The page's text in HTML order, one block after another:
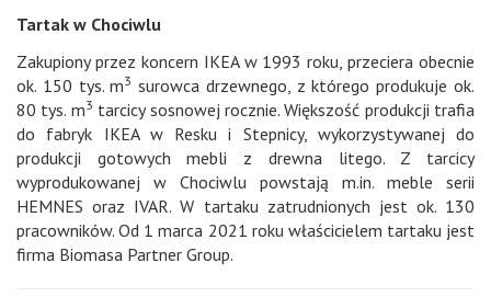
Tartak w Chociwlu
Zakupiony przez koncern IKEA w 1993 roku, przeciera obecnie
ok. 150 tys. m3 surowca drzewnego, z którego produkuje ok.
80 tys. m3 tarcicy sosnowej rocznie. Większość produkcji trafia
do fabryk IKEA w Resku i Stepnicy, wykorzystywanej do
produkcji gotowych mebli z drewna litego. Z tarcicy
wyprodukowanej w Chociwlu powstają m.in. meble serii
HEMNES oraz IVAR. W tartaku zatrudnionych jest ok. 130
pracowników. Od 1 marca 2021 roku właścicielem tartaku jest
firma Biomasa Partner Group.